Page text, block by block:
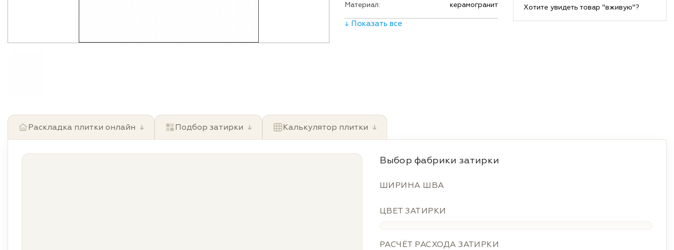
Материал: керамогранит
↓ Показать все
Хотите увидеть товар "вживую"?
Раскладка плитки онлайн ↓ Подбор затирки ↓ Калькулятор плитки ↓
Выбор фабрики затирки
ШИРИНА ШВА
ЦВЕТ ЗАТИРКИ
РАСЧЁТ РАСХОДА ЗАТИРКИ